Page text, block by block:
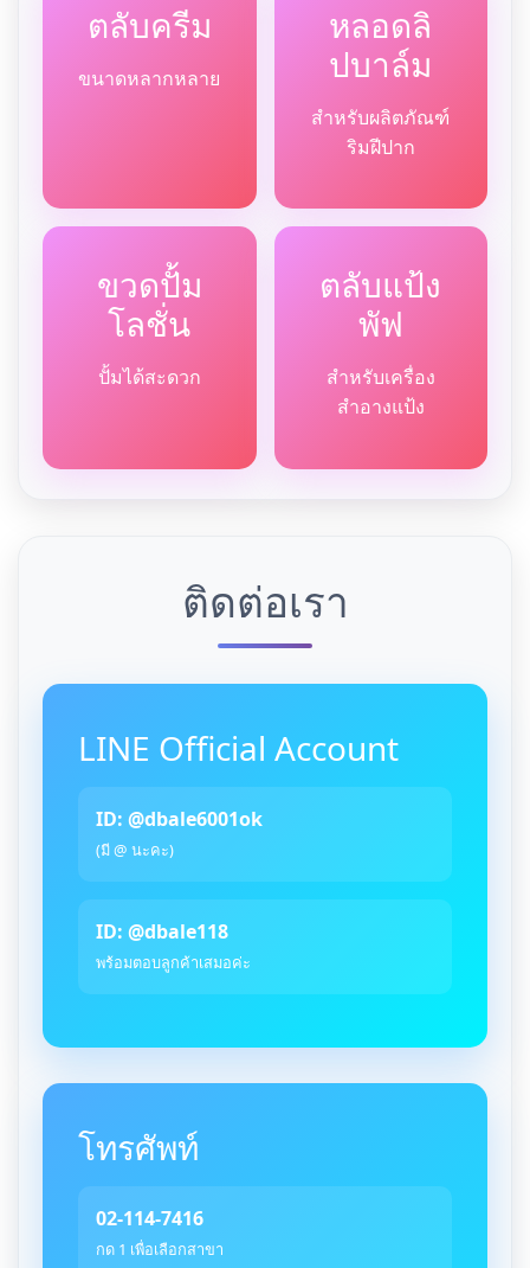
ตลับครีม
ขนาดหลากหลาย
หลอดลิ
ปบาล์ม
สำหรับผลิตภัณฑ์
ริมฝีปาก
ขวดปั้ม
โลชั่น
ปั้มได้สะดวก
ตลับแป้ง
พัฟ
สำหรับเครื่อง
สำอางแป้ง
ติดต่อเรา
LINE Official Account
ID: @dbale6001ok
(มี @ นะคะ)
ID: @dbale118
พร้อมตอบลูกค้าเสมอค่ะ
โทรศัพท์
02-114-7416
กด 1 เพื่อเลือกสาขา